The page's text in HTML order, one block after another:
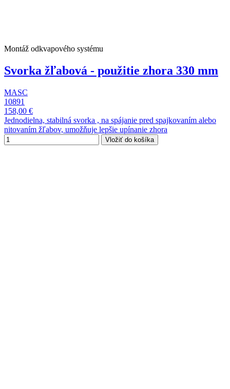
Montáž odkvapového systému
Svorka žľabová - použitie zhora 330 mm
MASC
10891
158,00 €
Jednodielna, stabilná svorka , na spájanie pred spajkovaním alebo
nitovaním žľabov, umožňuje lepšie upínanie zhora
Vložiť do košíka